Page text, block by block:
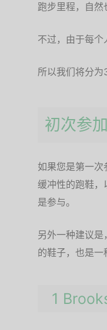
跑步里程，自
不过，由于每
所以我们将分
初次参
如果您是第一次
缓冲性的跑鞋，
是参与。
另外一种建议
的鞋子，也是一
1